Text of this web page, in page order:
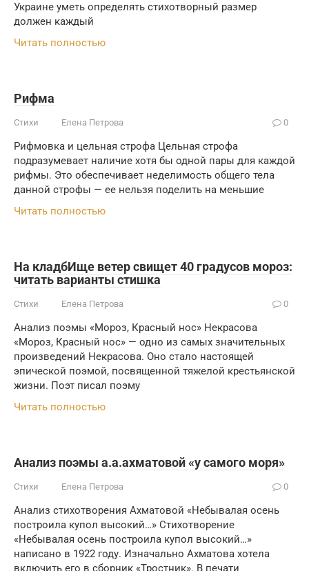
Украине уметь определять стихотворный размер
должен каждый
Читать полностью
Рифма
Стихи Елена Петрова 0
Рифмовка и цельная строфа Цельная строфа
подразумевает наличие хотя бы одной пары для каждой
рифмы. Это обеспечивает неделимость общего тела
данной строфы — ее нельзя поделить на меньшие
Читать полностью
На кладбИще ветер свищет 40 градусов мороз:
читать варианты стишка
Стихи Елена Петрова 0
Анализ поэмы «Мороз, Красный нос» Некрасова
«Мороз, Красный нос» — одно из самых значительных
произведений Некрасова. Оно стало настоящей
эпической поэмой, посвященной тяжелой крестьянской
жизни. Поэт писал поэму
Читать полностью
Анализ поэмы а.а.ахматовой «у самого моря»
Стихи Елена Петрова 0
Анализ стихотворения Ахматовой «Небывалая осень
построила купол высокий…» Стихотворение
«Небывалая осень построила купол высокий…»
написано в 1922 году. Изначально Ахматова хотела
включить его в сборник «Тростник». В печати